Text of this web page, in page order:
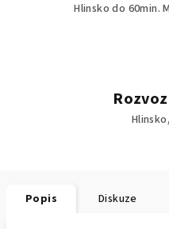
Hlinsko do 60min.
Popis Diskuze